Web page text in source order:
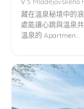
藏在溫泉秘境中的
處能讓心跳與溫泉
溫泉的 Apartmen…